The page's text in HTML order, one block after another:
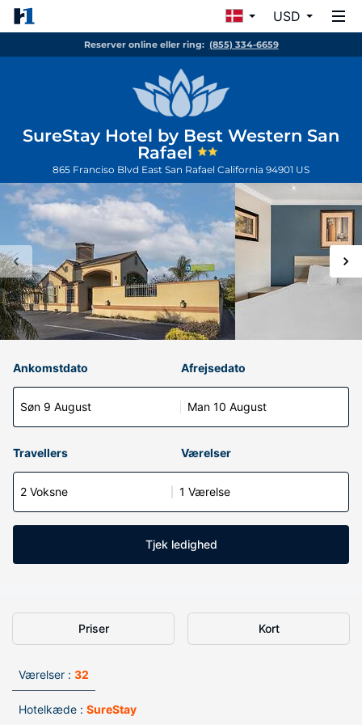
USD
Reserver online eller ring: (855) 334-6659
SureStay Hotel by Best Western San
Rafael
865 Franciso Blvd East San Rafael California 94901 US
Ankomstdato
Søn 9 August
Afrejsedato
Man 10 August
Travellers Værelser
2 Voksne 1 Værelse
Tjek ledighed
Priser Kort
Værelser : 32
Hotelkæde : SureStay